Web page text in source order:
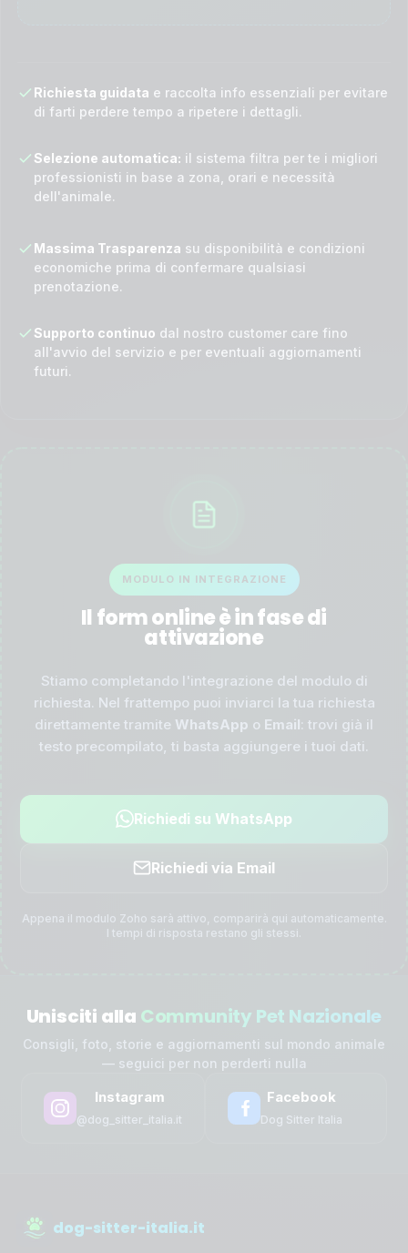
Richiesta guidata e raccolta info essenziali per evitare
di farti perdere tempo a ripetere i dettagli.
Selezione automatica: il sistema filtra per te i migliori
professionisti in base a zona, orari e necessità
dell'animale.
Massima Trasparenza su disponibilità e condizioni
economiche prima di confermare qualsiasi
prenotazione.
Supporto continuo dal nostro customer care fino
all'avvio del servizio e per eventuali aggiornamenti
futuri.
MODULO IN INTEGRAZIONE
Il form online è in fase di
attivazione
Stiamo completando l'integrazione del modulo di
richiesta. Nel frattempo puoi inviarci la tua richiesta
direttamente tramite WhatsApp o Email: trovi già il
testo precompilato, ti basta aggiungere i tuoi dati.
Richiedi su WhatsApp
Richiedi via Email
Appena il modulo Zoho sarà attivo, comparirà qui automaticamente.
I tempi di risposta restano gli stessi.
Unisciti alla Community Pet Nazionale
Consigli, foto, storie e aggiornamenti sul mondo animale
— seguici per non perderti nulla
Instagram
@dog_sitter_italia.it
Facebook
Dog Sitter Italia
dog-sitter-italia.it